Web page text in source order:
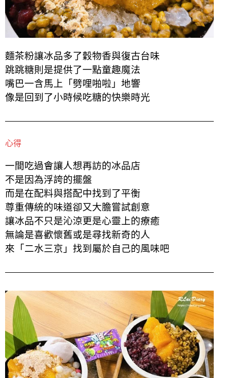
麵茶粉讓冰品多了穀物香與復古台味
跳跳糖則是提供了一點童趣魔法
嘴巴一含馬上「劈哩啪啦」地響
像是回到了小時候吃糖的快樂時光
心得
一間吃過會讓人想再訪的冰品店
不是因為浮誇的擺盤
而是在配料與搭配中找到了平衡
尊重傳統的味道卻又大膽嘗試創意
讓冰品不只是沁涼更是心靈上的療癒
無論是喜歡懷舊或是尋找新奇的人
來「二水三京」找到屬於自己的風味吧